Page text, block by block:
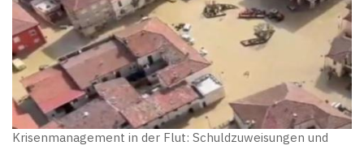
Krisenmanagement in der Flut: Schuldzuweisungen und